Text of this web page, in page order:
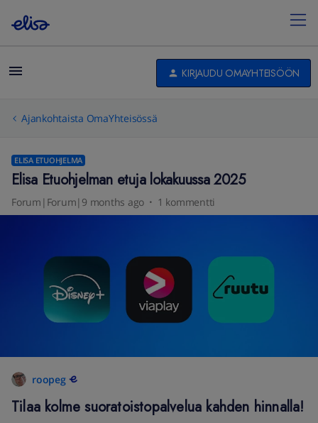
KIRJAUDU OMAYHTEISÖÖN
Ajankohtaista OmaYhteisössä
ELISA ETUOHJELMA
Elisa Etuohjelman etuja lokakuussa 2025
Forum|Forum|9 months ago 1 kommentti
roopeg
Tilaa kolme suoratoistopalvelua kahden hinnalla!